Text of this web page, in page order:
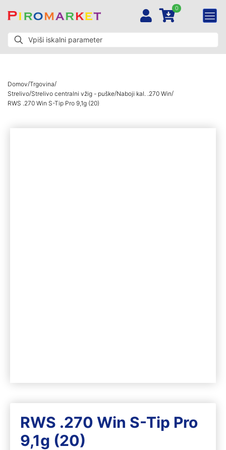
0
Domov/Trgovina/
Strelivo/Strelivo centralni vžig - puške/Naboji kal. .270 Win/
RWS .270 Win S-Tip Pro 9,1g (20)
RWS .270 Win S-Tip Pro
9,1g (20)